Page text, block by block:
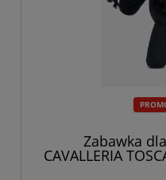
Zabawka
CAVALLERIA